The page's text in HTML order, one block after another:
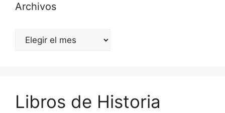
Archivos
Archivos
Libros de Historia